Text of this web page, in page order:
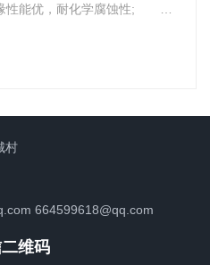
能优，耐化学腐蚀性;
市场、造纸厂、化工厂、塑
酒厂、饮料厂、肉联加工
碱水池、废气废水处理、机
村
664599618@qq.com
维码